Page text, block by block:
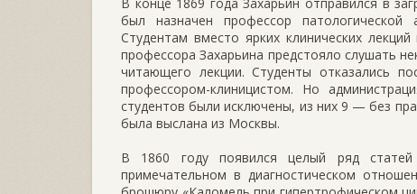
был назначен профессор патологической
Студентам вместо ярких клинических
профессора Захарьина предстояло слушать
читающего лекции. Студенты отказались
профессором-клиницистом. Но
студентов были исключены, из них 9 — без
была выслана из Москвы.
В 1860 году появился целый ряд
примечательном в диагностическом